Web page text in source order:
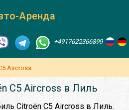
Аренда
+4917622366899
Aircross
C5 Aircross в Лиль
Citroën C5 Aircross в Лиль.